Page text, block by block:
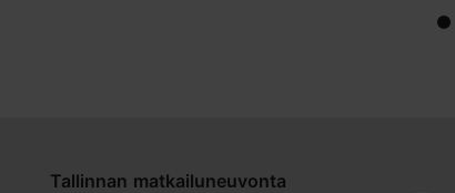
Tallinnan matkailuneuvonta